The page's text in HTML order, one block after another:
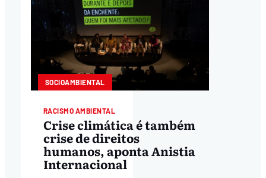
SOCIOAMBIENTAL
RACISMO AMBIENTAL
Crise climática é também
crise de direitos
humanos, aponta Anistia
Internacional